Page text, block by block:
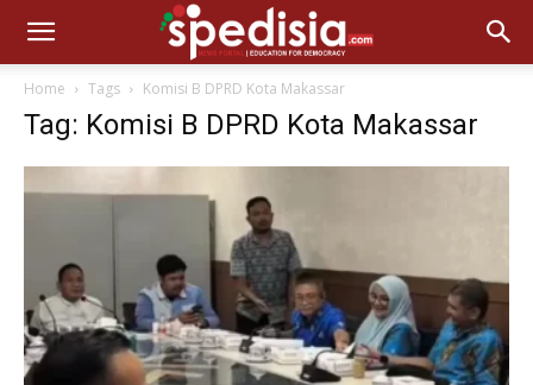
Home Tags Komisi B DPRD Kota Makassar
Tag: Komisi B DPRD Kota Makassar